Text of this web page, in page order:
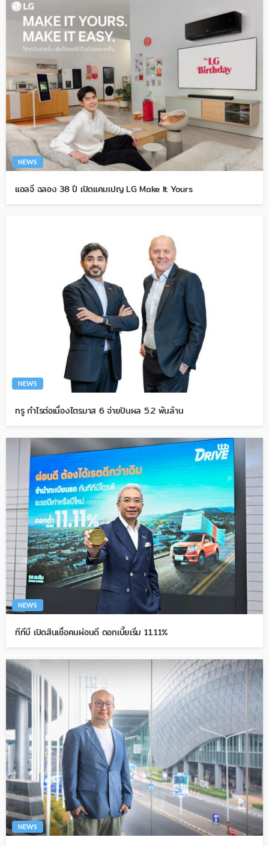
NEWS
แอลจี ฉลอง 38 ปี เปิดแคมเปญ LG Make It Yours
NEWS
ทรู กำไรต่อเนื่องไตรมาส 6 จ่ายปันผล 5.2 พันล้าน
NEWS
ทีทีบี เปิดสินเชื่อคนผ่อนดี ดอกเบี้ยเริ่ม 11.11%
NEWS